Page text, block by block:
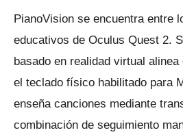
PianoVision se encuentra entre
educativos de Oculus Quest 2.
basado en realidad virtual
el teclado físico habilitado para
enseña canciones mediante
combinación de seguimiento